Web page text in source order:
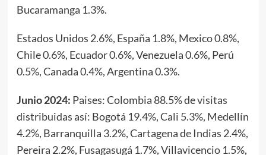
Bucaramanga 1.3%.
Estados Unidos 2.6%, España 1.8%, Mexico 0.8%,
Chile 0.6%, Ecuador 0.6%, Venezuela 0.6%, Perú
0.5%, Canada 0.4%, Argentina 0.3%.
Junio 2024: Paises: Colombia 88.5% de visitas
distribuidas así: Bogotá 19.4%, Cali 5.3%, Medellín
4.2%, Barranquilla 3.2%, Cartagena de Indias 2.4%,
Pereira 2.2%, Fusagasugá 1.7%, Villavicencio 1.5%,